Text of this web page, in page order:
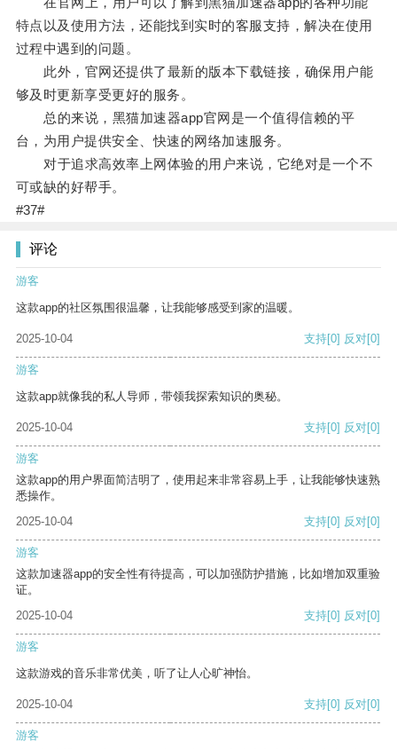
特点以及使用方法，还能找到实时的客服支持，解决在使用
过程中遇到的问题。
此外，官网还提供了最新的版本下载链接，确保用户能
够及时更新享受更好的服务。
总的来说，黑猫加速器app官网是一个值得信赖的平
台，为用户提供安全、快速的网络加速服务。
对于追求高效率上网体验的用户来说，它绝对是一个不
可或缺的好帮手。
#37#
评论
游客
这款app的社区氛围很温馨，让我能够感受到家的温暖。
2025-10-04 支持[0] 反对[0]
游客
这款app就像我的私人导师，带领我探索知识的奥秘。
2025-10-04 支持[0] 反对[0]
游客
这款app的用户界面简洁明了，使用起来非常容易上手，让我能够快速熟
悉操作。
2025-10-04
支持[0] 反对[0]
游客
这款加速器app的安全性有待提高，可以加强防护措施，比如增加双重验
证。
2025-10-04
支持[0] 反对[0]
游客
这款游戏的音乐非常优美，听了让人心旷神怡。
2025-10-04 支持[0] 反对[0]
游客